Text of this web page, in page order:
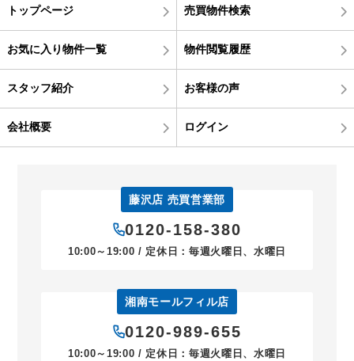
トップページ 売買物件検索
お気に入り物件一覧 物件閲覧履歴
スタッフ紹介 お客様の声
会社概要 ログイン
藤沢店 売買営業部
0120-158-380
10:00～19:00 / 定休日：毎週火曜日、水曜日
湘南モールフィル店
0120-989-655
10:00～19:00 / 定休日：毎週火曜日、水曜日